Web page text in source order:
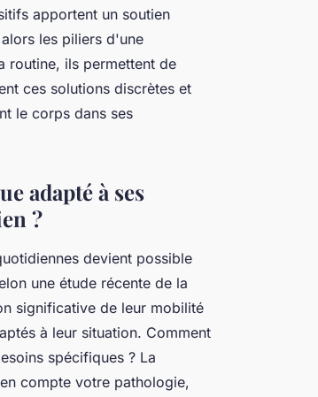
apportent un soutien
les piliers d'une
routine, ils permettent de
ces solutions discrètes et
le corps dans ses
adapté à ses
?
devient possible
une étude récente de la
significative de leur mobilité
à leur situation. Comment
spécifiques ? La
compte votre pathologie,